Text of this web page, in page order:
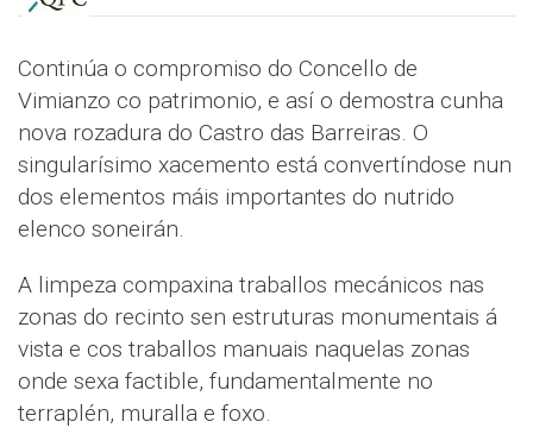
Continúa o compromiso do Concello de
Vimianzo co patrimonio, e así o demostra cunha
nova rozadura do Castro das Barreiras. O
singularísimo xacemento está convertíndose nun
dos elementos máis importantes do nutrido
elenco soneirán.
A limpeza compaxina traballos mecánicos nas
zonas do recinto sen estruturas monumentais á
vista e cos traballos manuais naquelas zonas
onde sexa factible, fundamentalmente no
terraplén, muralla e foxo.